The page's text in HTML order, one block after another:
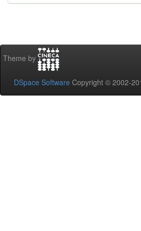
Theme by
DSpace Software Copyright © 2002-